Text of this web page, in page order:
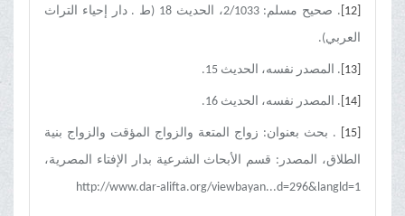
[12]
. صحیح مسلم: 2/1033، الحدیث 18 (ط . دار إحیاء التراث
العربي).
[13] . المصدر نفسه، الحدیث 15.
[14] . المصدر نفسه، الحدیث 16.
[15]
. بحث بعنوان: زواج المتعة والزواج المؤقت والزواج بنیة
الطلاق، المصدر: قسم الأبحاث الشرعیة بدار الإفتاء المصریة،
http://www.dar-alifta.org/viewbayan...d=296&langld=1